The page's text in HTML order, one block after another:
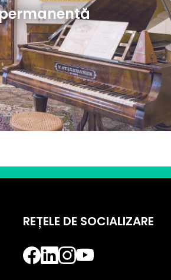
REȚELE DE SOCIALIZARE